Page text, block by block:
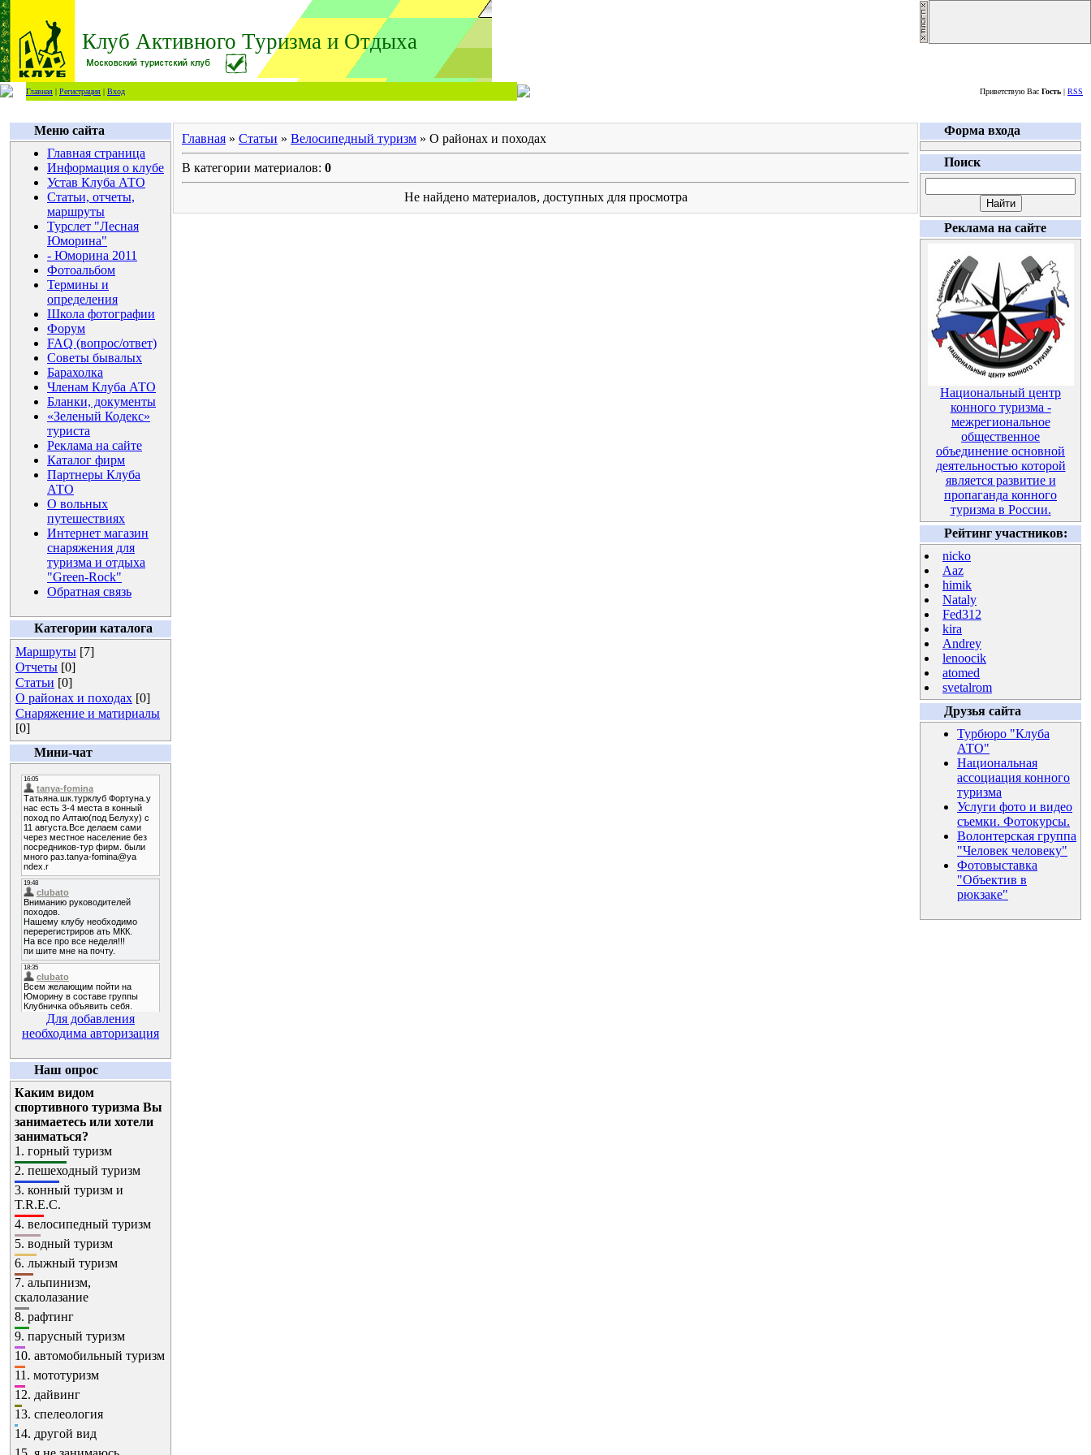
Клуб Активного Туризма и Отдыха
Главная | Регистрация | Вход Приветствую Вас Гость | RSS
Меню сайта
Главная страница
Информация о клубе
Устав Клуба АТО
Статьи, отчеты,
маршруты
Турслет "Лесная
Юморина"
- Юморина 2011
Фотоальбом
Термины и
определения
Школа фотографии
Форум
FAQ (вопрос/ответ)
Советы бывалых
Барахолка
Членам Клуба АТО
Бланки, документы
«Зеленый Кодекс»
туриста
Реклама на сайте
Каталог фирм
Партнеры Клуба
АТО
О вольных
путешествиях
Интернет магазин
снаряжения для
туризма и отдыха
"Green-Rock"
Обратная связь
Категории каталога
Маршруты [7]
Отчеты [0]
Статьи [0]
О районах и походах [0]
Снаряжение и матириалы
[0]
Мини-чат
Для добавления
необходима авторизация
Наш опрос
Каким видом
спортивного туризма Вы
занимаетесь или хотели
заниматься?
1. горный туризм
2. пешеходный туризм
3. конный туризм и
T.R.E.C.
4. велосипедный туризм
5. водный туризм
6. лыжный туризм
7. альпинизм,
скалолазание
8. рафтинг
9. парусный туризм
10. автомобильный туризм
11. мототуризм
12. дайвинг
13. спелеология
14. другой вид
Главная » Статьи » Велосипедный туризм » О районах и походах
В категории материалов: 0
Не найдено материалов, доступных для просмотра
Форма входа
Поиск
Реклама на сайте
Национальный центр
конного туризма -
межрегиональное
общественное
объединение основной
деятельностью которой
является развитие и
пропаганда конного
туризма в России.
Рейтинг участников:
nicko
Aaz
himik
Nataly
Fed312
kira
Andrey
lenoocik
atomed
svetalrom
Друзья сайта
Турбюро "Клуба
АТО"
Национальная
ассоциация конного
туризма
Услуги фото и видео
съемки. Фотокурсы.
Волонтерская группа
"Человек человеку"
Фотовыставка
"Объектив в
рюкзаке"